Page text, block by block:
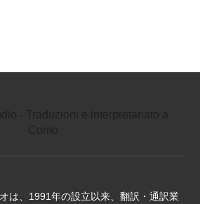
は、1991年の設立以来、翻訳・通訳業